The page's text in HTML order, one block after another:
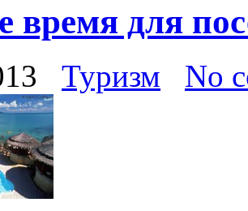
время для
Туризм No